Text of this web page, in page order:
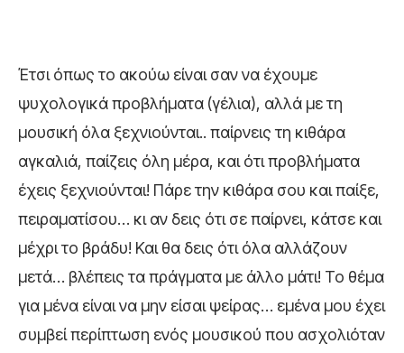
Έτσι όπως το ακούω είναι σαν να έχουμε
ψυχολογικά προβλήματα (γέλια), αλλά με τη
μουσική όλα ξεχνιούνται.. παίρνεις τη κιθάρα
αγκαλιά, παίζεις όλη μέρα, και ότι προβλήματα
έχεις ξεχνιούνται! Πάρε την κιθάρα σου και παίξε,
πειραματίσου… κι αν δεις ότι σε παίρνει, κάτσε και
μέχρι το βράδυ! Και θα δεις ότι όλα αλλάζουν
μετά… βλέπεις τα πράγματα με άλλο μάτι! Το θέμα
για μένα είναι να μην είσαι ψείρας… εμένα μου έχει
συμβεί περίπτωση ενός μουσικού που ασχολιόταν